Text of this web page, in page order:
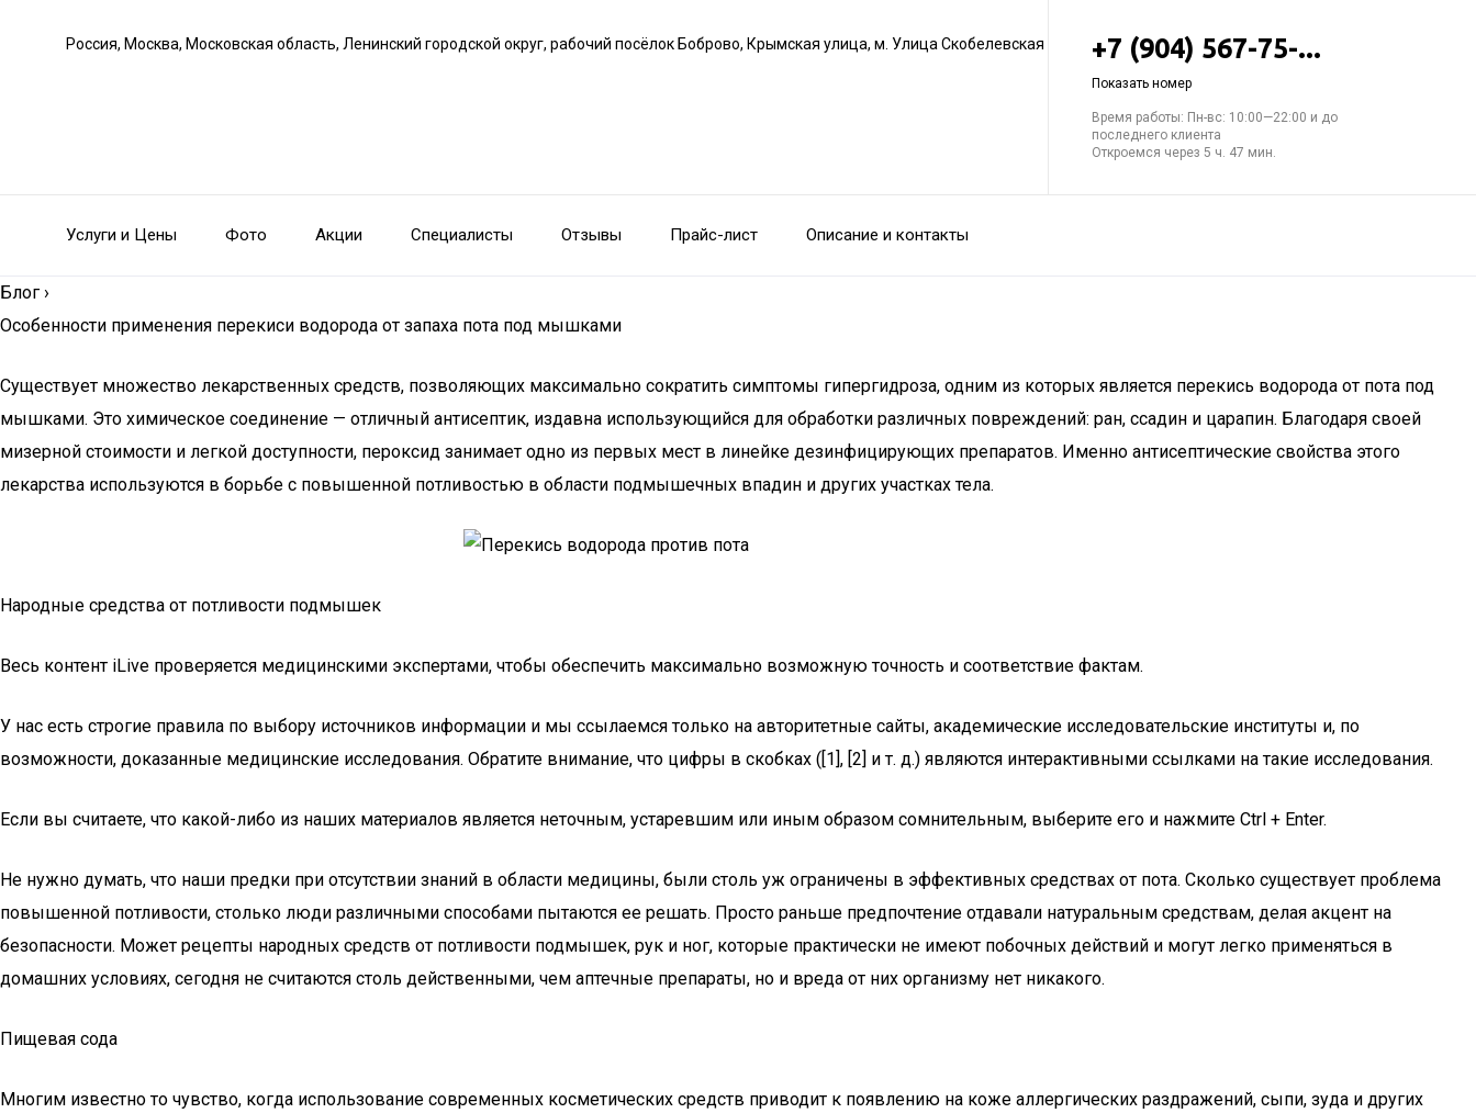
Россия, Москва, Московская область, Ленинский городской округ, рабочий посёлок Боброво, Крымская улица, м. Улица Скобелевская +7 (904) 567-75-...
Показать номер
Время работы: Пн-вс: 10:00—22:00 и до
последнего клиента
Откроемся через 5 ч. 47 мин.
Услуги и Цены Фото Акции Специалисты Отзывы Прайс-лист Описание и контакты
Блог ›
Особенности применения перекиси водорода от запаха пота под мышками
Существует множество лекарственных средств, позволяющих максимально сократить симптомы гипергидроза, одним из которых является перекись водорода от пота под
мышками. Это химическое соединение — отличный антисептик, издавна использующийся для обработки различных повреждений: ран, ссадин и царапин. Благодаря своей
мизерной стоимости и легкой доступности, пероксид занимает одно из первых мест в линейке дезинфицирующих препаратов. Именно антисептические свойства этого
лекарства используются в борьбе с повышенной потливостью в области подмышечных впадин и других участках тела.
Народные средства от потливости подмышек
Весь контент iLive проверяется медицинскими экспертами, чтобы обеспечить максимально возможную точность и соответствие фактам.
У нас есть строгие правила по выбору источников информации и мы ссылаемся только на авторитетные сайты, академические исследовательские институты и, по
возможности, доказанные медицинские исследования. Обратите внимание, что цифры в скобках ([1], [2] и т. д.) являются интерактивными ссылками на такие исследования.
Если вы считаете, что какой-либо из наших материалов является неточным, устаревшим или иным образом сомнительным, выберите его и нажмите Ctrl + Enter.
Не нужно думать, что наши предки при отсутствии знаний в области медицины, были столь уж ограничены в эффективных средствах от пота. Сколько существует проблема
повышенной потливости, столько люди различными способами пытаются ее решать. Просто раньше предпочтение отдавали натуральным средствам, делая акцент на
безопасности. Может рецепты народных средств от потливости подмышек, рук и ног, которые практически не имеют побочных действий и могут легко применяться в
домашних условиях, сегодня не считаются столь действенными, чем аптечные препараты, но и вреда от них организму нет никакого.
Пищевая сода
Многим известно то чувство, когда использование современных косметических средств приводит к появлению на коже аллергических раздражений, сыпи, зуда и других